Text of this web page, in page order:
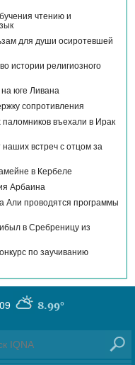
чтению и
для души осиротевшей
истории религиозного
юге Ливана
сопротивления
въехали в Ирак
встреч с отцом за
в Кербеле
Арбаина
Али проводятся программы
в Сребреницу из
по заучиванию
8.99°